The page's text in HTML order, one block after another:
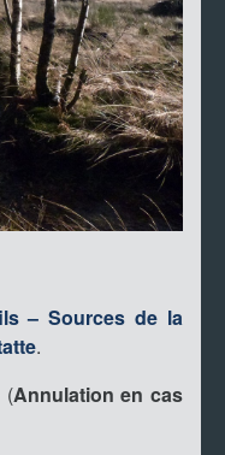
– Sources de la
.
(Annulation en cas